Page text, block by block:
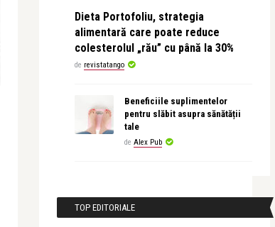
Dieta Portofoliu, strategia
alimentară care poate reduce
colesterolul „rău” cu până la 30%
de revistatango
Beneficiile suplimentelor
pentru slăbit asupra sănătății
tale
de Alex Pub
TOP EDITORIALE